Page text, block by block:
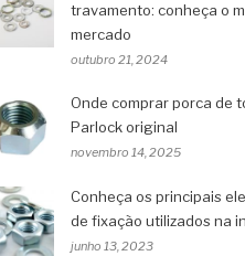
travamento: conheça o
mercado
outubro 21, 2024
Onde comprar porca de
Parlock original
novembro 14, 2025
Conheça os principais
de fixação utilizados na
junho 13, 2023